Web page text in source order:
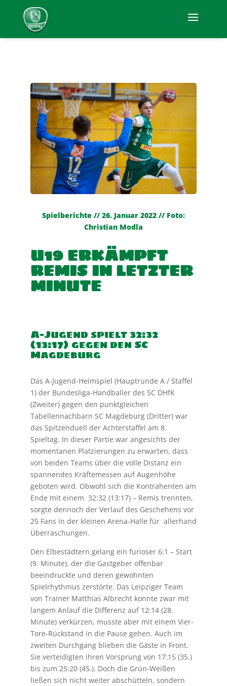
Spielberichte // 26. Januar 2022 // Foto:
Christian Modla
U19 ERKÄMPFT
REMIS IN LETZTER
MINUTE
A-Jugend spielt 32:32
(13:17) gegen den SC
Magdeburg
Das A-Jugend-Heimspiel (Hauptrunde A / Staffel
1) der Bundesliga-Handballer des SC DHfK
(Zweiter) gegen den punktgleichen
Tabellennachbarn SC Magdeburg (Dritter) war
das Spitzenduell der Achterstaffel am 8.
Spieltag. In dieser Partie war angesichts der
momentanen Platzierungen zu erwarten, dass
von beiden Teams über die volle Distanz ein
spannendes Kräftemessen auf Augenhöhe
geboten wird. Obwohl sich die Kontrahenten am
Ende mit einem 32:32 (13:17) – Remis trennten,
sorgte dennoch der Verlauf des Geschehens vor
25 Fans in der kleinen Arena-Halle für allerhand
Überraschungen.
Den Elbestädtern gelang ein furioser 6:1 – Start
(9. Minute), der die Gastgeber offenbar
beeindruckte und deren gewohnten
Spielrhythmus zerstörte. Das Leipziger Team
von Trainer Matthias Albrecht konnte zwar mit
langem Anlauf die Differenz auf 12:14 (28.
Minute) verkürzen, musste aber mit einem Vier-
Tore-Rückstand in die Pause gehen. Auch im
zweiten Durchgang blieben die Gäste in Front.
Sie verteidigten ihren Vorsprung von 17:15 (35.)
bis zum 25:20 (45.). Doch die Grün-Weißen
ließen sich nicht weiter abschütteln, sondern